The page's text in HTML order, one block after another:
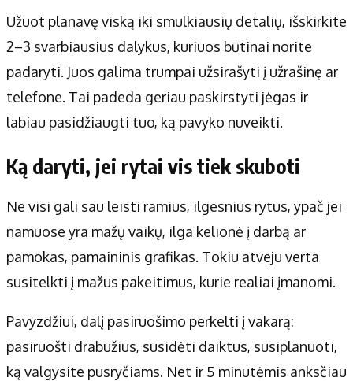
Užuot planavę viską iki smulkiausių detalių, išskirkite
2–3 svarbiausius dalykus, kuriuos būtinai norite
padaryti. Juos galima trumpai užsirašyti į užrašinę ar
telefone. Tai padeda geriau paskirstyti jėgas ir
labiau pasidžiaugti tuo, ką pavyko nuveikti.
Ką daryti, jei rytai vis tiek skuboti
Ne visi gali sau leisti ramius, ilgesnius rytus, ypač jei
namuose yra mažų vaikų, ilga kelionė į darbą ar
pamokas, pamaininis grafikas. Tokiu atveju verta
susitelkti į mažus pakeitimus, kurie realiai įmanomi.
Pavyzdžiui, dalį pasiruošimo perkelti į vakarą:
pasiruošti drabužius, susidėti daiktus, susiplanuoti,
ką valgysite pusryčiams. Net ir 5 minutėmis anksčiau